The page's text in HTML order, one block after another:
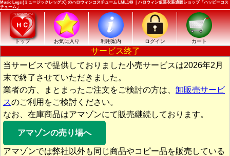
Music Legs (ミュージックレッグズ) のハロウィンコスチューム LML149 ｜ハロウィン仮装衣装通販ショップ「ハッピーコス
チューム」
トップ お気に入り 利用案内 ログイン カート
サービス終了
当サービスで提供しておりました小売サービスは2026年2月
末で終了させていただきました。
業者の方、まとまったご注文をご検討の方は、 卸販売サービ
スのご利用をご検討ください。
なお、在庫商品はアマゾンにて販売継続しております。
アマゾンの売り場へ
アマゾンでは弊社以外も同じ商品やコピー品を販売している